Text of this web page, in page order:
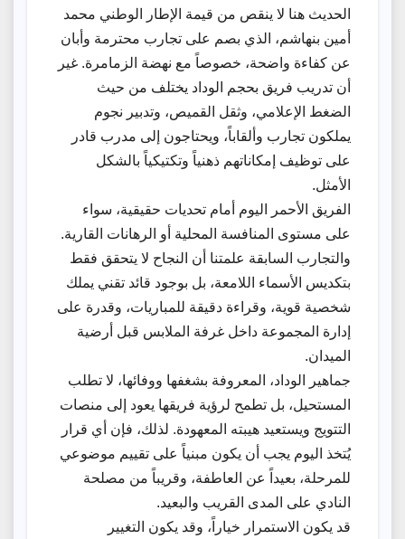
الحديث هنا لا ينقص من قيمة الإطار الوطني محمد
أمين بنهاشم، الذي بصم على تجارب محترمة وأبان
عن كفاءة واضحة، خصوصاً مع نهضة الزمامرة. غير
أن تدريب فريق بحجم الوداد يختلف من حيث
الضغط الإعلامي، وثقل القميص، وتدبير نجوم
يملكون تجارب وألقاباً، ويحتاجون إلى مدرب قادر
على توظيف إمكاناتهم ذهنياً وتكتيكياً بالشكل
الأمثل.
الفريق الأحمر اليوم أمام تحديات حقيقية، سواء
على مستوى المنافسة المحلية أو الرهانات القارية.
والتجارب السابقة علمتنا أن النجاح لا يتحقق فقط
بتكديس الأسماء اللامعة، بل بوجود قائد تقني يملك
شخصية قوية، وقراءة دقيقة للمباريات، وقدرة على
إدارة المجموعة داخل غرفة الملابس قبل أرضية
الميدان.
جماهير الوداد، المعروفة بشغفها ووفائها، لا تطلب
المستحيل، بل تطمح لرؤية فريقها يعود إلى منصات
التتويج ويستعيد هيبته المعهودة. لذلك، فإن أي قرار
يُتخذ اليوم يجب أن يكون مبنياً على تقييم موضوعي
للمرحلة، بعيداً عن العاطفة، وقريباً من مصلحة
النادي على المدى القريب والبعيد.
قد يكون الاستمرار خياراً، وقد يكون التغيير